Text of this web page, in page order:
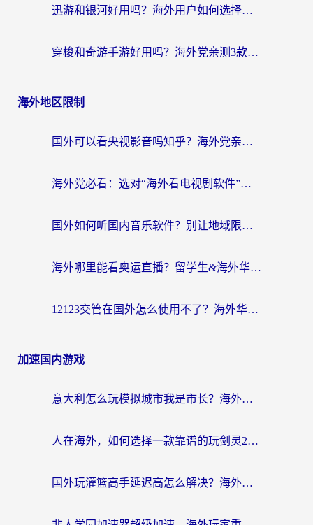
迅游和银河好用吗？海外用户如何选择回国加速器实现无缝访问国内资源
穿梭和奇游手游好用吗？海外党亲测3款回国加速器，附蜜蜂加速器七天试用攻略
海外地区限制
国外可以看央视影音吗知乎？海外党亲测有效的回国加速方案
海外党必看：选对“海外看电视剧软件”，再也不用愁国内剧刷不了
国外如何听国内音乐软件？别让地域限制，断了你的中文歌单
海外哪里能看奥运直播？留学生&海外华人必看的体育赛事观赛终极指南
12123交管在国外怎么使用不了？海外华人必看的无缝访问国内资源指南
加速国内游戏
意大利怎么玩模拟城市我是市长？海外党国服游戏加速终极攻略（附三国3量子特攻解决办法）
人在海外，如何选择一款靠谱的玩剑灵2加速器？
国外玩灌篮高手延迟高怎么解决？海外玩家国服游戏加速终极指南